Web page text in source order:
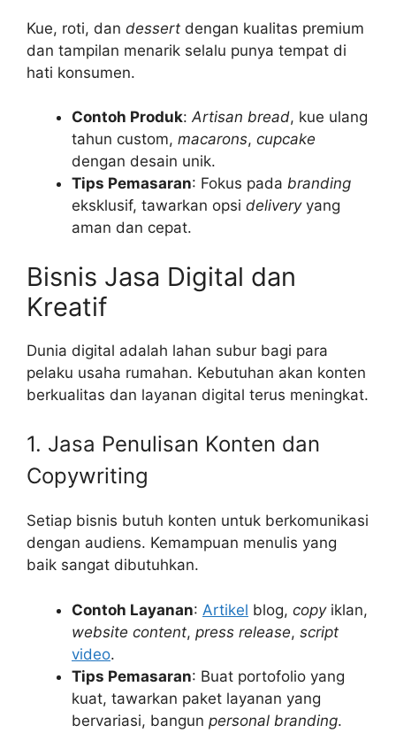
Kue, roti, dan dessert dengan kualitas premium
dan tampilan menarik selalu punya tempat di
hati konsumen.
Contoh Produk:Artisan bread, kue ulang
tahun custom, macarons, cupcake
dengan desain unik.
Tips Pemasaran: Fokus pada branding
eksklusif, tawarkan opsi deliveryyang
aman dan cepat.
Bisnis Jasa Digital dan
Kreatif
Dunia digital adalah lahan subur bagi para
pelaku usaha rumahan. Kebutuhan akan konten
berkualitas dan layanan digital terus meningkat.
1. Jasa Penulisan Konten dan
Copywriting
Setiap bisnis butuh konten untuk berkomunikasi
dengan audiens. Kemampuan menulis yang
baik sangat dibutuhkan.
Contoh Layanan: Artikel blog, copyiklan,
website content, press release, script
video.
Tips Pemasaran: Buat portofolio yang
kuat, tawarkan paket layanan yang
bervariasi, bangun personal branding.